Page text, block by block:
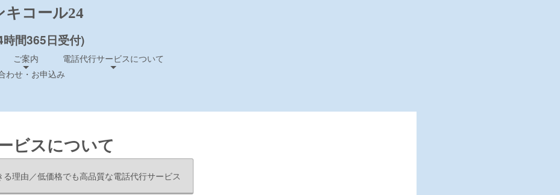
キコール24
時間365日受付)
ご案内
電話代行サービスについて
わせ・お申込み
ビスについて
理由／低価格でも高品質な電話代行サービス